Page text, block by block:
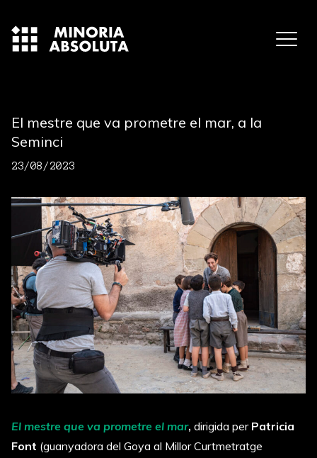
El mestre que va prometre el mar, a la
Seminci
23/08/2023
El mestre que va prometre el mar, dirigida per Patricia
Font (guanyadora del Goya al Millor Curtmetratge